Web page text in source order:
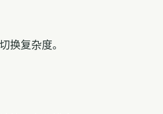
换复杂度。